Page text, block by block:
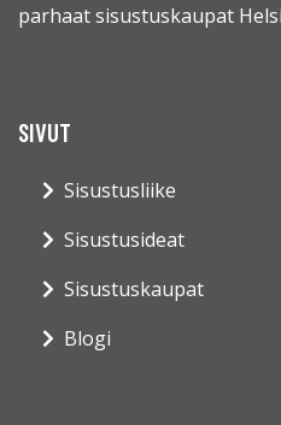
parhaat sisustuskaupat
SIVUT
Sisustusliike
Sisustusideat
Sisustuskaupat
Blogi